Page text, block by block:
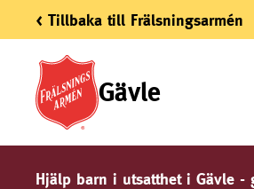
< Tillbaka till Frälsningsarmén
Gävle
Hjälp barn i utsatthet i Gävle -